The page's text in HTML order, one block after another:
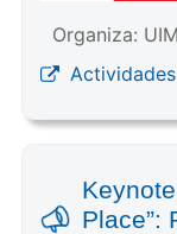
Organiza:
Place”: